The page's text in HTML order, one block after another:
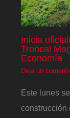
Inicia
Troncal
Economía
Deja un
Este lunes
construcción